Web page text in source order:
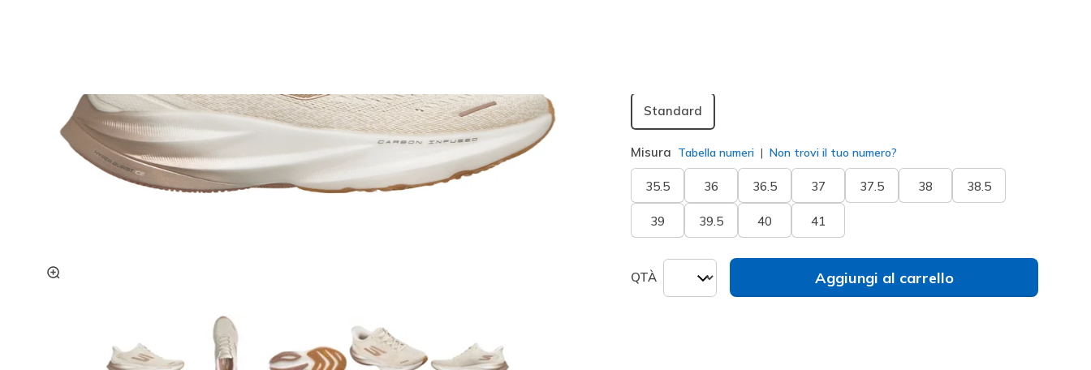
Standard
Misura Tabella numeri Non trovi il tuo numero?
35.5 36 36.5 37 37.5 38 38.5
39 39.5 40 41
QTÀ Aggiungi al carrello